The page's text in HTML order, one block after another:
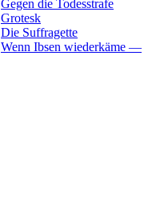
Gegen die Todesstrafe
Grotesk
Die Suffragette
Wenn Ibsen wiederkäme —